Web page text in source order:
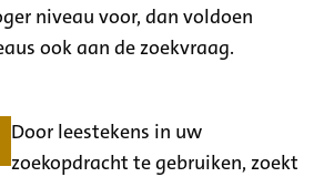
niveau voor, dan voldoen
ook aan de zoekvraag.
Door leestekens in uw
zoekopdracht te gebruiken, zoekt